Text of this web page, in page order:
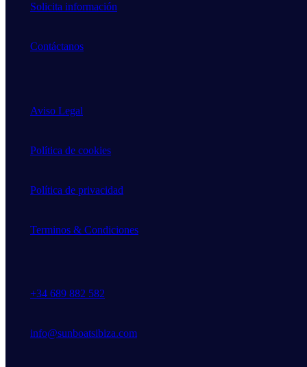
Solicita información
Contáctanos
Aviso Legal
Política de cookies
Política de privacidad
Terminos & Condiciones
+34 689 882 582
info@sunboatsibiza.com